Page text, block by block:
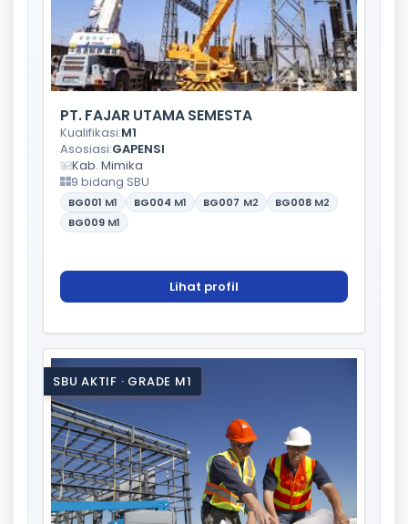
PT. FAJAR UTAMA SEMESTA
Kualifikasi:M1
Asosiasi:GAPENSI
Kab. Mimika
9 bidang SBU
BG001 M1 BG004 M1 BG007 M2 BG008 M2
BG009 M1
Lihat profil
SBU AKTIF · GRADE M1